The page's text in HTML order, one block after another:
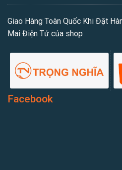
Giao Hàng Toàn Quốc Khi Đặt
Mai Điện Tử của shop
Facebook